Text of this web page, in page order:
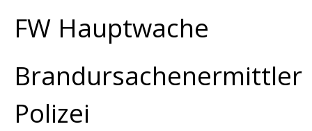
FW Hauptwache
Brandursachenermittler
Polizei